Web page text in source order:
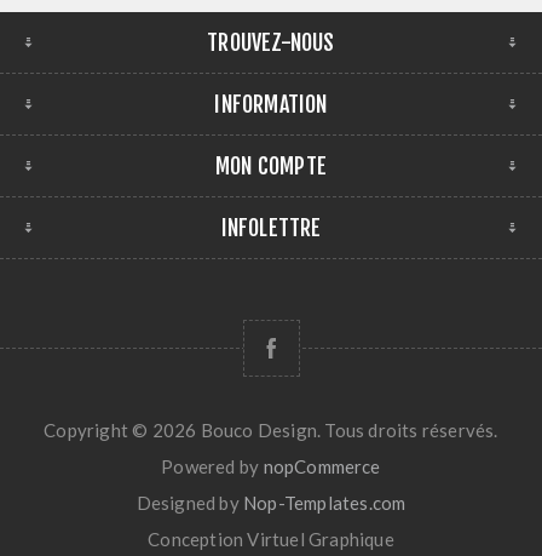
TROUVEZ-NOUS
INFORMATION
MON COMPTE
INFOLETTRE
Copyright © 2026 Bouco Design. Tous droits réservés.
Powered by nopCommerce
Designed by Nop-Templates.com
ConceptionVirtuel Graphique